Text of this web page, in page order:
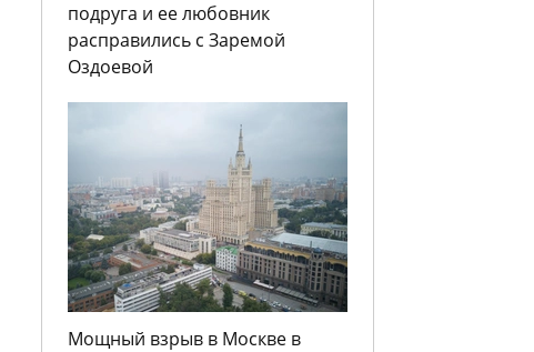
подруга и ее любовник
расправились с Заремой
Оздоевой
Мощный взрыв в Москве в